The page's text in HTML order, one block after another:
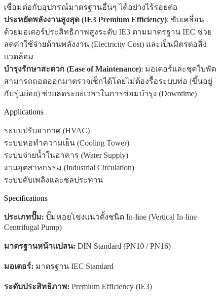
เชื่อมต่อกับอุปกรณ์มาตรฐานอื่นๆ ได้อย่างไร้รอยต่อ
ประหยัดพลังงานสูงสุด (IE3 Premium Efficiency): ขับเคลื่อน
ด้วยมอเตอร์ประสิทธิภาพสูงระดับ IE3 ตามมาตรฐาน IEC ช่วย
ลดค่าใช้จ่ายด้านพลังงาน (Electricity Cost) และเป็นมิตรต่อสิ่ง
แวดล้อม
บำรุงรักษาสะดวก (Ease of Maintenance): มอเตอร์และชุดใบพัด
สามารถถอดออกมาตรวจเช็กได้โดยไม่ต้องรื้อระบบท่อ (ขึ้นอยู่
กับรุ่นย่อย) ช่วยลดระยะเวลาในการซ่อมบำรุง (Downtime)
Applications
ระบบปรับอากาศ (HVAC)
ระบบหอทำความเย็น (Cooling Tower)
ระบบจ่ายน้ำในอาคาร (Water Supply)
งานอุตสาหกรรม (Industrial Circulation)
ระบบดับเพลิงและชลประทาน
Specifications
ประเภทปั๊ม: ปั๊มหอยโข่งแนวตั้งชนิด In-line (Vertical In-line
Centrifugal Pump)
มาตรฐานหน้าแปลน: DIN Standard (PN10 / PN16)
มอเตอร์: มาตรฐาน IEC Standard
ระดับประสิทธิภาพ: Premium Efficiency (IE3)